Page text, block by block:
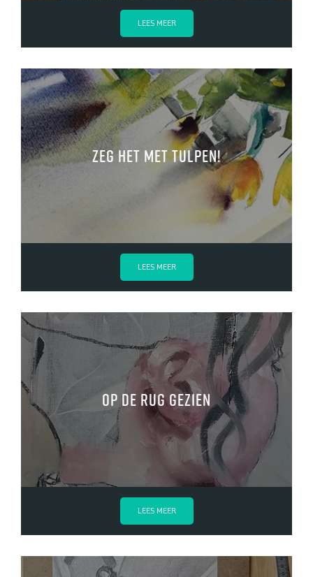
LEES MEER
Zeg het met tulpen!
LEES MEER
Op de rug gezien
LEES MEER